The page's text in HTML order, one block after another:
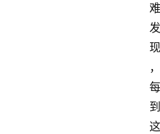
难
发
现
，
每
到
这